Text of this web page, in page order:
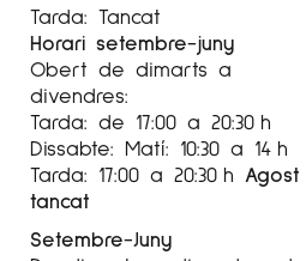
Tarda: Tancat
Horari setembre-juny
Obert de dimarts a
divendres:
Tarda: de 17:00 a 20:30 h
Dissabte: Matí: 10:30 a 14 h
Tarda: 17:00 a 20:30 h Agost
tancat
Setembre-Juny